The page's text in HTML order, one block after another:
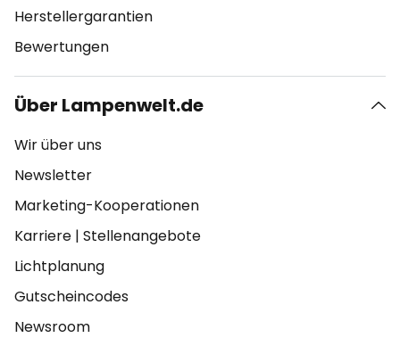
Herstellergarantien
Bewertungen
Über Lampenwelt.de
Wir über uns
Newsletter
Marketing-Kooperationen
Karriere | Stellenangebote
Lichtplanung
Gutscheincodes
Newsroom